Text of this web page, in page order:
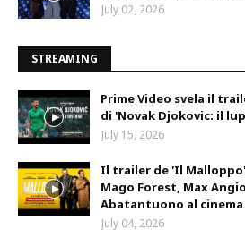
July 02, 2026
STREAMING
Prime Video svela il
di 'Novak Djokovic: il
July 15, 2026
Il trailer de 'Il
Mago Forest, Max
Abatantuono al
July 04, 2026